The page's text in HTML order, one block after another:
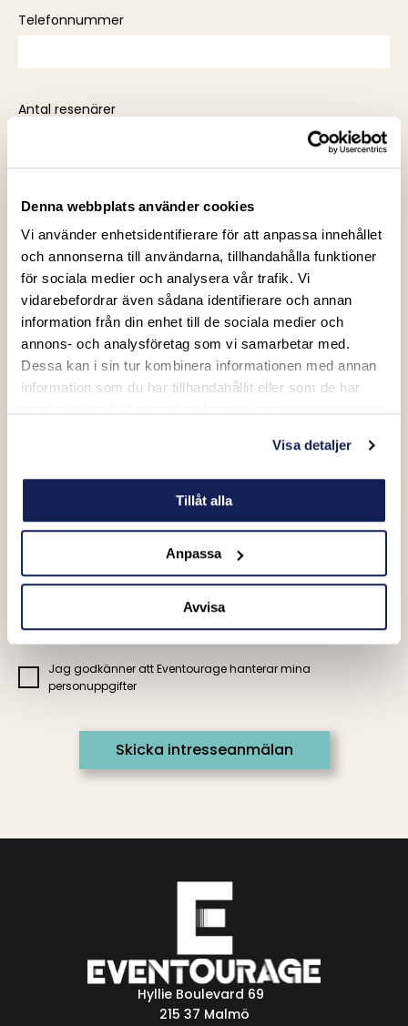
Denna webbplats använder cookies
Vi använder enhetsidentifierare för att anpassa innehållet
och annonserna till användarna, tillhandahålla funktioner
för sociala medier och analysera vår trafik. Vi
vidarebefordrar även sådana identifierare och annan
information från din enhet till de sociala medier och
annons- och analysföretag som vi samarbetar med.
Dessa kan i sin tur kombinera informationen med annan
information som du har tillhandahållit eller som de har
Visa detaljer
Tillåt alla
Anpassa
Avvisa
Telefonnummer
Antal resenärer
Vad vill du boka?
Endast biljetter / evenemang (Exempel: matchbiljett,
konsertbiljett, festivalpass)
Evenemang + Hotell (Paketresa med boende)
Företagsevent & Aktiviteter (Exempel: sommarfest, julfest,
kickoff, teamaktiviteter mm.)
Skräddarsytt paket / Företags- & Gruppresa (Inkl.
Jag godkänner att Eventourage hanterar mina
personuppgifter
Hyllie Boulevard 69
215 37 Malmö